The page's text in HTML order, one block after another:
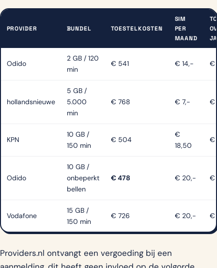
PROVIDER BUNDEL TOESTELKOSTEN
SIM
PER
MAAND
Odido
2 GB / 120
min
€ 541 € 14,- €
hollandsnieuwe
5 GB /
5.000
min
€ 768 € 7,- €
KPN
10 GB /
150 min
€ 504
€
18,50
€
Odido
10 GB /
onbeperkt
bellen
€ 478 € 20,- €
Vodafone
15 GB /
150 min
€ 726 € 20,- €
Providers.nl ontvangt een vergoeding bij een